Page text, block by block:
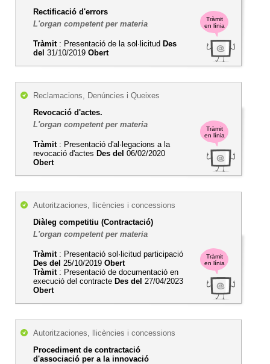
Tràmit
en línia
Rectificació d'errors
L'organ competent per materia
Tràmit: Presentació de la sol·licitud Des
del 31/10/2019 Obert
Tràmit
en línia
Reclamacions, Denúncies i Queixes
Revocació d'actes.
L'organ competent per materia
Tràmit: Presentació d'al·legacions a la
revocació d'actes Des del 06/02/2020
Obert
Tràmit
en línia
Autoritzaciones, llicències i concessions
Diàleg competitiu (Contractació)
L'organ competent per materia
Tràmit: Presentació sol·licitud participació
Des del 25/10/2019 Obert
Tràmit: Presentació de documentació en
execució del contracte Des del 27/04/2023
Obert
Autoritzaciones, llicències i concessions
Procediment de contractació
d'associació per a la innovació